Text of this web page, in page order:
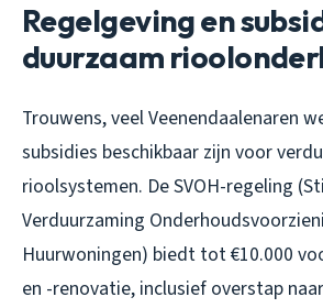
Regelgeving en
duurzaam
Trouwens, veel Veenendaalenaren
subsidies beschikbaar zijn voor
rioolsystemen. De SVOH-regeling
Verduurzaming
Huurwoningen) biedt tot €10.000
en -renovatie, inclusief overstap